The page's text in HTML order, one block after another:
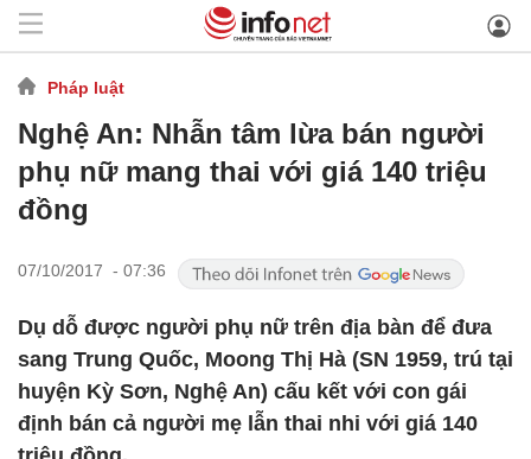
Pháp luật
Nghệ An: Nhẫn tâm lừa bán người
phụ nữ mang thai với giá 140 triệu
đồng
07/10/2017 - 07:36
Dụ dỗ được người phụ nữ trên địa bàn để đưa
sang Trung Quốc, Moong Thị Hà (SN 1959, trú tại
huyện Kỳ Sơn, Nghệ An) cấu kết với con gái
định bán cả người mẹ lẫn thai nhi với giá 140